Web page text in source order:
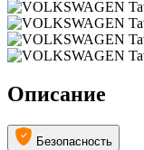
Описание
Безопасность